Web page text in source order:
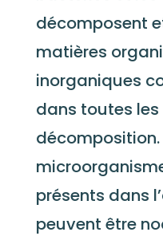
décomposent
matières
inorganiques
dans toutes
présents dans
peuvent être